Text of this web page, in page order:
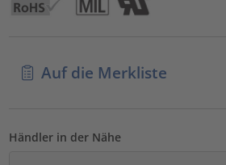
Auf die Merkliste
Händler in der Nähe